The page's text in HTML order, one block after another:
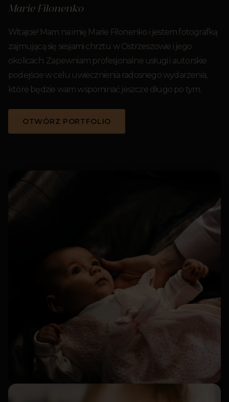
Marie Filonenko
Witajcie! Mam na imię Marie Filonenko i jestem fotografką
zajmującą się sesjami chrztu w Ostrzeszowie i jego
okolicach. Zapewniam profesjonalne usługi i autorskie
podejście w celu uwiecznienia radosnego wydarzenia,
które będzie wam wspominać jeszcze długo po tym.
OTWÓRZ PORTFOLIO